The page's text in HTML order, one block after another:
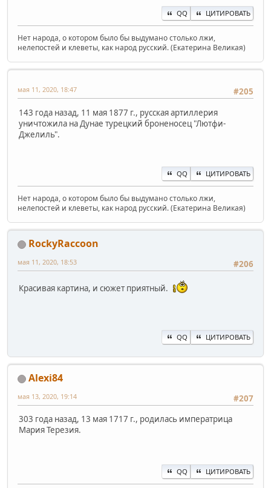
QQ ЦИТИРОВАТЬ
Нет народа, о котором было бы выдумано столько лжи,
нелепостей и клеветы, как народ русский. (Екатерина Великая)
#205
мая 11, 2020, 18:47
143 года назад, 11 мая 1877 г., русская артиллерия
уничтожила на Дунае турецкий броненосец "Лютфи-
Джелиль".
QQ ЦИТИРОВАТЬ
Нет народа, о котором было бы выдумано столько лжи,
нелепостей и клеветы, как народ русский. (Екатерина Великая)
RockyRaccoon
#206
мая 11, 2020, 18:53
Красивая картина, и сюжет приятный.
QQ ЦИТИРОВАТЬ
Alexi84
#207
мая 13, 2020, 19:14
303 года назад, 13 мая 1717 г., родилась императрица
Мария Терезия.
QQ ЦИТИРОВАТЬ